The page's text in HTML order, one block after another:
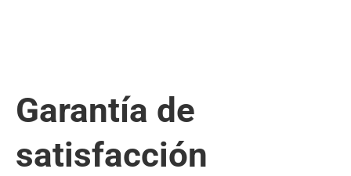
Garantía de
satisfacción